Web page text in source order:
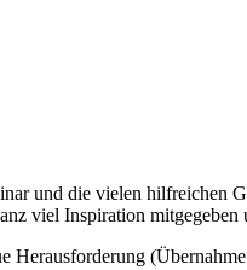
und die vielen hilfreichen
viel Inspiration
Herausforderung